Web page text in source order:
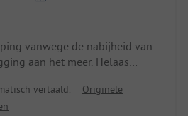
vanwege de nabijheid van
aan het meer. Helaas
zijn en de camping dus
accommodatie. De
vertaald.
Originele